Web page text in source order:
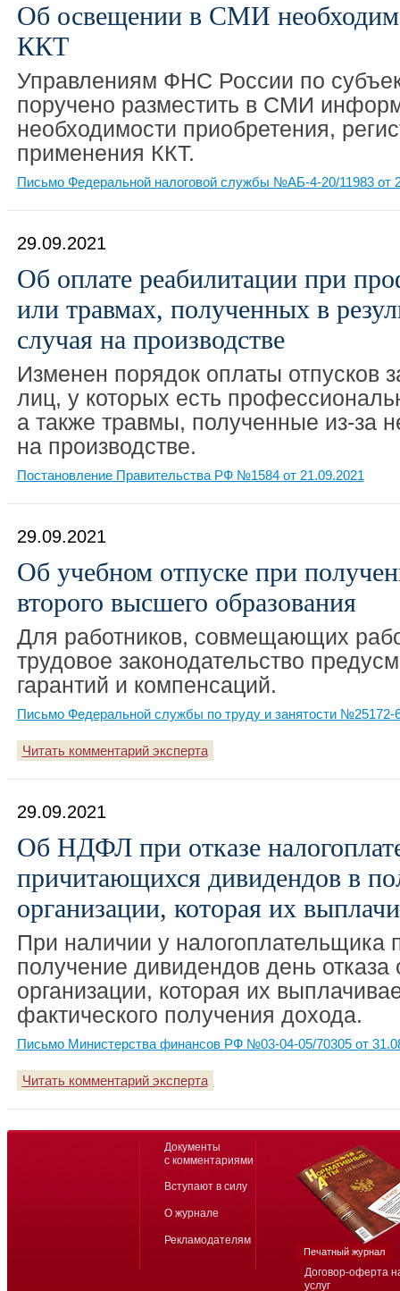
Об освещении в СМИ
ККТ
Управлениям ФНС России по
поручено разместить в СМИ
необходимости приобретения,
применения ККТ.
Письмо Федеральной налоговой службы №АБ-4-20/11983 от
29.09.2021
Об оплате реабилитации при
или травмах, полученных в
случая на производстве
Изменен порядок оплаты отпусков
лиц, у которых есть
а также травмы, полученные из-за
на производстве.
Постановление Правительства РФ №1584 от 21.09.2021
29.09.2021
Об учебном отпуске при
второго высшего образования
Для работников, совмещающих
трудовое законодательство
гарантий и компенсаций.
Письмо Федеральной службы по труду и занятости №25172-
Читать комментарий эксперта
29.09.2021
Об НДФЛ при отказе
причитающихся дивидендов в
организации, которая их
При наличии у налогоплательщика
получение дивидендов день отказа
организации, которая их
фактического получения дохода.
Письмо Министерства финансов РФ №03-04-05/70305 от
Читать комментарий эксперта
Договор-оферта
услуг
Документы
с комментариями
Вступают в силу
О журнале
Рекламодателям
Печатный журнал